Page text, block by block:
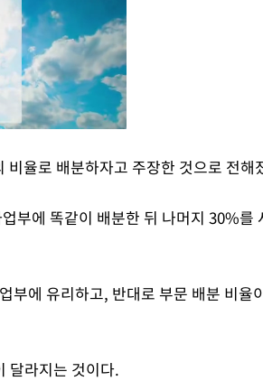
율로 배분하자고 주장한 것으로 전해
부에 똑같이 배분한 뒤 나머지 30%를
부에 유리하고, 반대로 부문 배분 비율
달라지는 것이다.